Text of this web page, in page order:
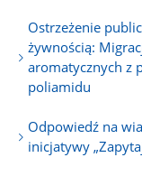
Ostrzeżenie
żywnością:
aromatycznych z
poliamidu
Odpowiedź na
inicjatywy